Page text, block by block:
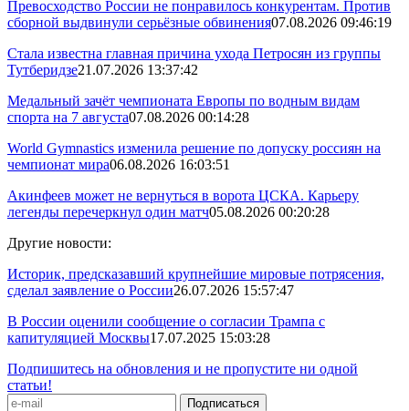
Превосходство России не понравилось конкурентам. Против
сборной выдвинули серьёзные обвинения07.08.2026 09:46:19
Стала известна главная причина ухода Петросян из группы
Тутберидзе21.07.2026 13:37:42
Медальный зачёт чемпионата Европы по водным видам
спорта на 7 августа07.08.2026 00:14:28
World Gymnastics изменила решение по допуску россиян на
чемпионат мира06.08.2026 16:03:51
Акинфеев может не вернуться в ворота ЦСКА. Карьеру
легенды перечеркнул один матч05.08.2026 00:20:28
Другие новости:
Историк, предсказавший крупнейшие мировые потрясения,
сделал заявление о России26.07.2026 15:57:47
В России оценили сообщение о согласии Трампа с
капитуляцией Москвы17.07.2025 15:03:28
Подпишитесь на обновления и не пропустите ни одной
статьи!